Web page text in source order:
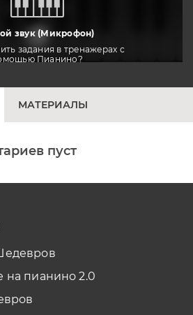
звук (Микрофон)
задания в тренажерах с
Пианино?
клавиатура
задания в тренажерах с
Планшета/телефона?
тренировать
МАТЕРИАЛЫ
пуст
на пианино 2.0